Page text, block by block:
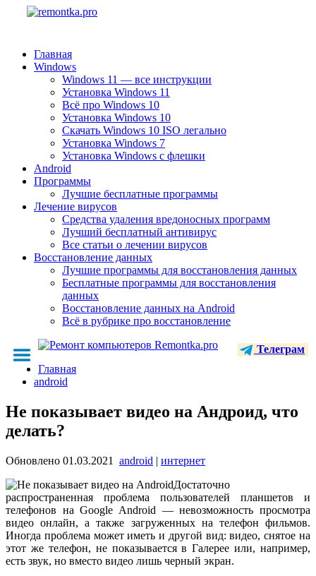
Главная
Windows
Windows 11 — все инструкции
Установка Windows 11
Всё про Windows 10
Установка Windows 10
Скачать Windows 10 ISO легально
Установка Windows 7
Установка Windows с флешки
Android
Программы
Лучшие бесплатные программы
Лечение вирусов
Средства удаления вредоносных программ
Лучший бесплатный антивирус
Все статьи о лечении вирусов
Восстановление данных
Лучшие программы для восстановления данных
Бесплатные программы для восстановления
данных
Восстановление данных на Android
Всё в рубрике про восстановление
Телеграм
Главная
android
Не показывает видео на Андроид, что
делать?
Обновлено 01.03.2021 android | интернет
Достаточно
распространенная проблема пользователей планшетов и
телефонов на Google Android — невозможность просмотра
видео онлайн, а также загруженных на телефон фильмов.
Иногда проблема может иметь и другой вид: видео, снятое на
этот же телефон, не показывается в Галерее или, например,
есть звук, но вместо видео лишь черный экран.